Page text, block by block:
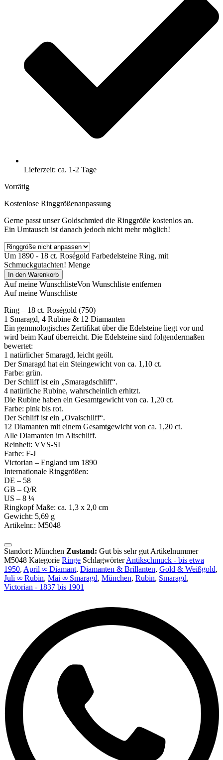
Lieferzeit: ca. 1-2 Tage
Vorrätig
Kostenlose Ringgrößenanpassung
Gerne passt unser Goldschmied die Ringgröße kostenlos an.
Ein Umtausch ist danach jedoch nicht mehr möglich!
Um 1890 - 18 ct. Roségold Farbedelsteine Ring, mit
Schmuckgutachten! Menge
In den Warenkorb
Auf meine WunschlisteVon Wunschliste entfernen
Auf meine Wunschliste
Ring – 18 ct. Roségold (750)
1 Smaragd, 4 Rubine & 12 Diamanten
Ein gemmologisches Zertifikat über die Edelsteine liegt vor und
wird beim Kauf überreicht. Die Edelsteine sind folgendermaßen
bewertet:
1 natürlicher Smaragd, leicht geölt.
Der Smaragd hat ein Steingewicht von ca. 1,10 ct.
Farbe: grün.
Der Schliff ist ein „Smaragdschliff“.
4 natürliche Rubine, wahrscheinlich erhitzt.
Die Rubine haben ein Gesamtgewicht von ca. 1,20 ct.
Farbe: pink bis rot.
Der Schliff ist ein „Ovalschliff“.
12 Diamanten mit einem Gesamtgewicht von ca. 1,20 ct.
Alle Diamanten im Altschliff.
Reinheit: VVS-SI
Farbe: F-J
Victorian – England um 1890
Internationale Ringgrößen:
DE – 58
GB – Q/R
US – 8 ¼
Ringkopf Maße: ca. 1,3 x 2,0 cm
Gewicht: 5,69 g
Artikelnr.: M5048
Standort: München Zustand: Gut bis sehr gutArtikelnummer
M5048 Kategorie Ringe SchlagwörterAntikschmuck - bis etwa
1950, April ∞ Diamant, Diamanten & Brillanten, Gold & Weißgold,
Juli ∞ Rubin, Mai ∞ Smaragd, München, Rubin, Smaragd,
Victorian - 1837 bis 1901